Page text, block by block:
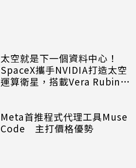
太空就是下一個資料中心！
SpaceX攜手NVIDIA打造太空
運算衛星，搭載Vera Rubin運
Meta首推程式代理工具Muse
Code 主打價格優勢